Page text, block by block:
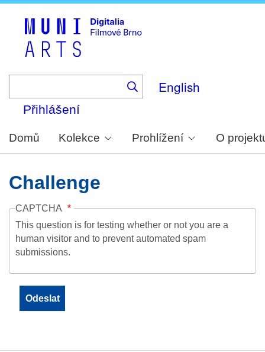
English
Přihlášení
Domů Kolekce Prohlížení O
Challenge
CAPTCHA
This question is for testing whether or not you are a
human visitor and to prevent automated spam
submissions.